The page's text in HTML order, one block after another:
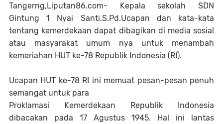
Tangerng,Liputan86.com- Kepala sekolah SDN
Gintung 1 Nyai Santi.S.Pd.Ucapan dan kata-kata
tentang kemerdekaan dapat dibagikan di media sosial
atau masyarakat umum nya untuk menambah
kemeriahan HUT ke-78 Republik Indonesia (RI).
Ucapan HUT ke-78 RI ini memuat pesan-pesan penuh
semangat untuk para
Proklamasi Kemerdekaan Republik Indonesia
dibacakan pada 17 Agustus 1945. Hal ini lantas